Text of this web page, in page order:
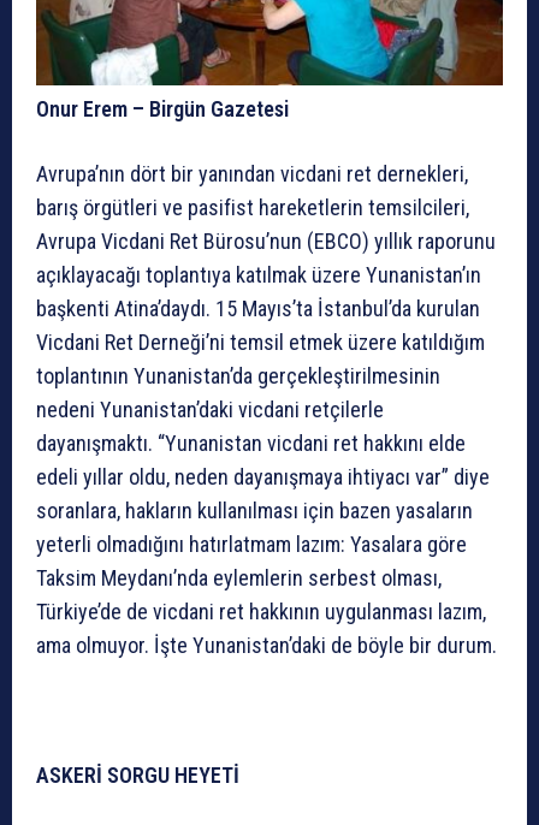
Onur Erem – Birgün Gazetesi
Avrupa’nın dört bir yanından vicdani ret dernekleri,
barış örgütleri ve pasifist hareketlerin temsilcileri,
Avrupa Vicdani Ret Bürosu’nun (EBCO) yıllık raporunu
açıklayacağı toplantıya katılmak üzere Yunanistan’ın
başkenti Atina’daydı. 15 Mayıs’ta İstanbul’da kurulan
Vicdani Ret Derneği’ni temsil etmek üzere katıldığım
toplantının Yunanistan’da gerçekleştirilmesinin
nedeni Yunanistan’daki vicdani retçilerle
dayanışmaktı. “Yunanistan vicdani ret hakkını elde
edeli yıllar oldu, neden dayanışmaya ihtiyacı var” diye
soranlara, hakların kullanılması için bazen yasaların
yeterli olmadığını hatırlatmam lazım: Yasalara göre
Taksim Meydanı’nda eylemlerin serbest olması,
Türkiye’de de vicdani ret hakkının uygulanması lazım,
ama olmuyor. İşte Yunanistan’daki de böyle bir durum.
ASKERİ SORGU HEYETİ